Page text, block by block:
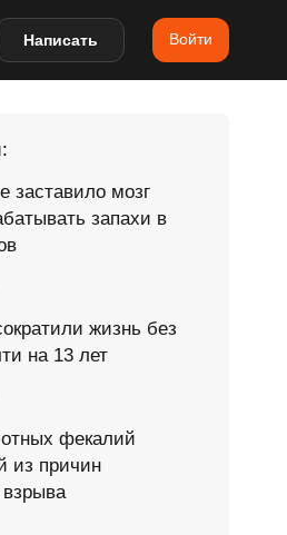
Написать Войти
заставило мозг
запахи в
жизнь без
на 13 лет
фекалий
из причин
взрыва